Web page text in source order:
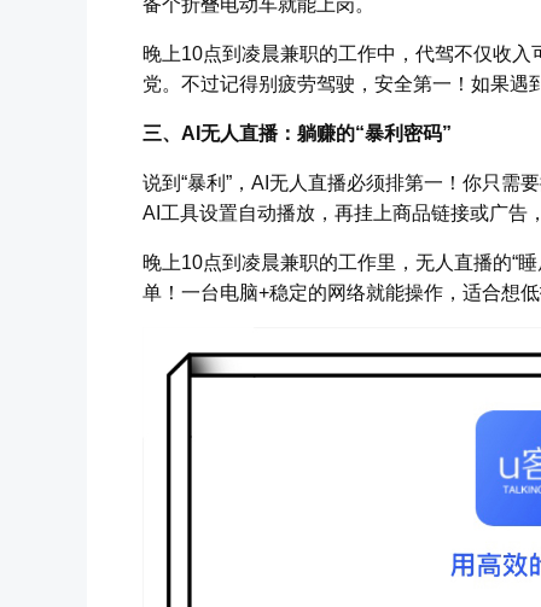
备个折叠电动车就能上岗。
晚上10点到凌晨兼职的工作中，代驾不仅收
党。不过记得别疲劳驾驶，安全第一！如果
三、AI无人直播：躺赚的“暴利密码”
说到“暴利”，AI无人直播必须排第一！你只需
AI工具设置自动播放，再挂上商品链接或广告
晚上10点到凌晨兼职的工作里，无人直播的“
单！一台电脑+稳定的网络就能操作，适合想